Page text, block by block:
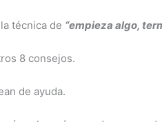
técnica de “empieza algo,
8 consejos.
de ayuda.